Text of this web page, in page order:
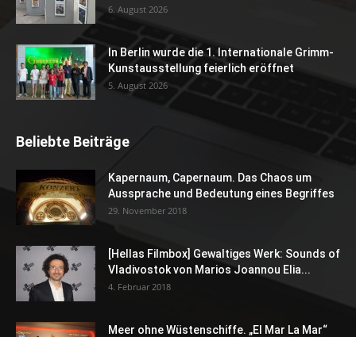
6. August 2026
In Berlin wurde die 1. Internationale Grimm-
Kunstausstellung feierlich eröffnet
5. August 2026
Beliebte Beiträge
Kapernaum, Capernaum. Das Chaos um
Aussprache und Bedeutung eines Begriffes
29. November 2018
[Hellas Filmbox] Gewaltiges Werk: Sounds of
Vladivostok von Marios Joannou Elia...
4. Februar 2018
Meer ohne Wüstenschiffe. „El Mar La Mar“